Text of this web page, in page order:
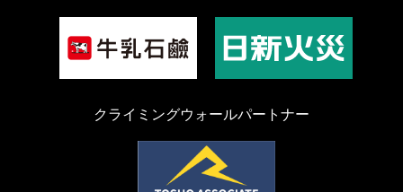
クライミングウォールパートナー